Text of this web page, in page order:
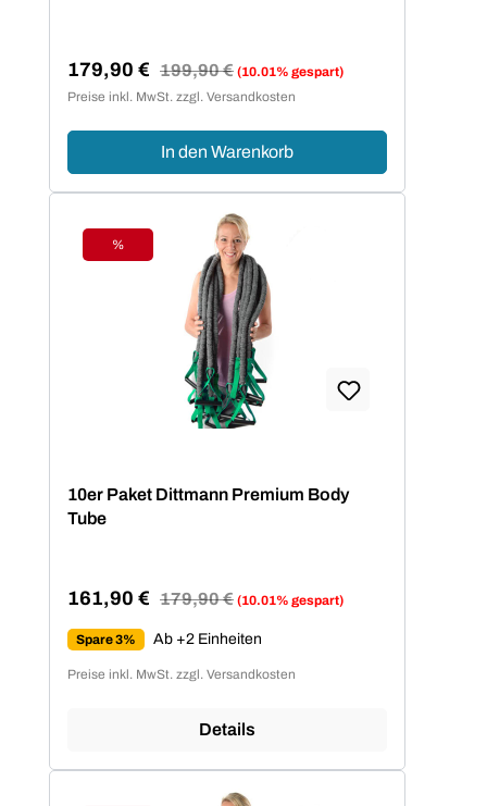
Verkaufspreis:
179,90 € Regulärer Preis:
199,90 € (10.01% gespart)
Preise inkl. MwSt. zzgl. Versandkosten
In den Warenkorb
Rabatt
%
10er Paket Dittmann Premium Body
Tube
Verkaufspreis:
161,90 € Regulärer Preis:
179,90 € (10.01% gespart)
Spare 3% Ab +2 Einheiten
Preise inkl. MwSt. zzgl. Versandkosten
Details